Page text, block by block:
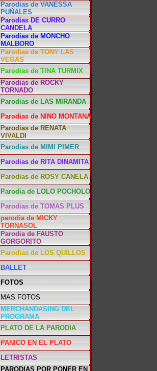
Parodias de VANESSA
PUÑALES
Parodias DE CURRO
CANDELA
Parodias de MONCHO
MALBORO
Parodias de TONY LAS
VEGAS
Parodias de TINA TURMIX
Parodias de ROCKY
TORNADO
Parodias de LAS MIRANDA
Parodias de NINO MONTANA
Parodias de RENATA
VIVALDI
Parodias de MIMI PIMER
Parodias de RITA DINAMITA
Parodias de ROSY CANELA
Parodia de LOLO POCHOLO
Parodias de TOMAS PLUS
parodia de MICKY
TORNASOL
Parodia de FAUSTO
GORGORITO
Parodias de LOS QUILLOS
BALLET
FOTOS
MAS FOTOS
MERCHANDASING DEL
PROGRAMA
PLATO DE LA PARODIA
PANICO EN EL PLATO
LETRISTAS
PARODIAS POR PONER EN